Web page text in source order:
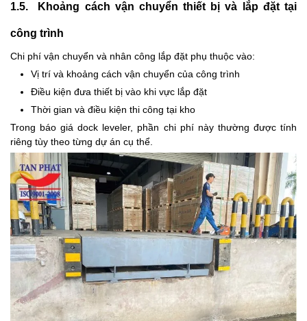
1.5. Khoảng cách vận chuyển thiết bị và lắp đặt tại
công trình
Chi phí vận chuyển và nhân công lắp đặt phụ thuộc vào:
Vị trí và khoảng cách vận chuyển của công trình
Điều kiện đưa thiết bị vào khi vực lắp đặt
Thời gian và điều kiện thi công tại kho
Trong báo giá dock leveler, phần chi phí này thường được tính
riêng tùy theo từng dự án cụ thể.